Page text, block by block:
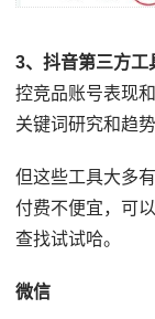
3、抖音第三方工
控竞品账号表现
关键词研究和趋势
但这些工具大多
付费不便宜，可
查找试试哈。
微信